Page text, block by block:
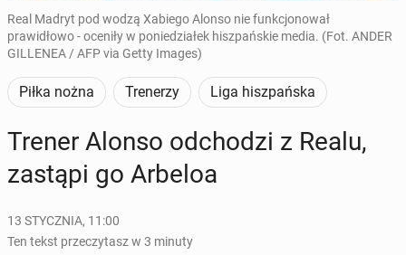
Real Madryt pod wodzą Xabiego Alonso nie funkcjonował
prawidłowo - oceniły w poniedziałek hiszpańskie media. (Fot. ANDER
GILLENEA / AFP via Getty Images)
Piłka nożna Trenerzy Liga hiszpańska
Trener Alonso od­cho­dzi z Realu,
zastąpi go Arbeloa
13 STYCZNIA, 11:00
Ten tekst przeczytasz w 3 minuty